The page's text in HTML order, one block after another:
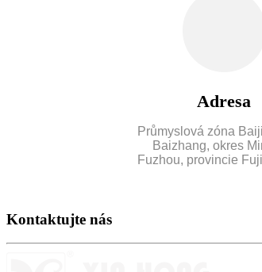
Adresa
Průmyslová zóna
Baizhang, okres
Fuzhou, provincie
Kontaktujte nás